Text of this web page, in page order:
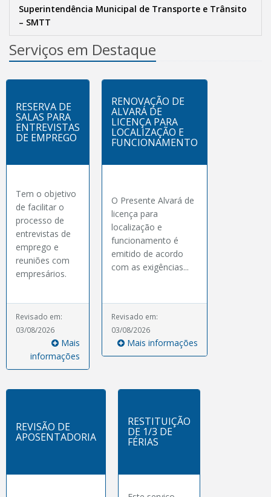
Superintendência Municipal de Transporte e Trânsito
– SMTT
Serviços em Destaque
RESERVA DE
SALAS PARA
ENTREVISTAS
DE EMPREGO
Tem o objetivo
de facilitar o
processo de
entrevistas de
emprego e
reuniões com
empresários.
Revisado em:
03/08/2026
Mais
informações
RENOVAÇÃO DE
ALVARÁ DE
LICENÇA PARA
LOCALIZAÇÃO E
FUNCIONAMENTO
O Presente Alvará de
licença para
localização e
funcionamento é
emitido de acordo
com as exigências...
Revisado em:
03/08/2026
Mais informações
REVISÃO DE
APOSENTADORIA
RESTITUIÇÃO
DE 1/3 DE
FÉRIAS